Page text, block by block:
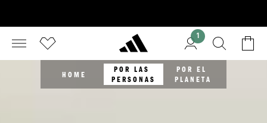
1
HOME
POR LAS
PERSONAS
POR EL
PLANETA